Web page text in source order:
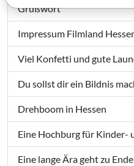
Grußwort
Impressum Filmland
Viel Konfetti und gute
Du sollst dir ein Bildnis
Drehboom in Hessen
Eine Hochburg für Kinder-
Eine lange Ära geht zu Ende